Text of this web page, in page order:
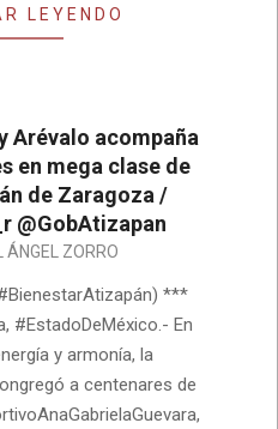
LEYENDO
Arévalo acompaña
en mega clase de
de Zaragoza /
@GobAtizapan
ÁNGEL ZORRO
***
#EstadoDeMéxico.- En
y armonía, la
a centenares de